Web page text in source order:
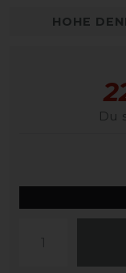
HOHE
Du